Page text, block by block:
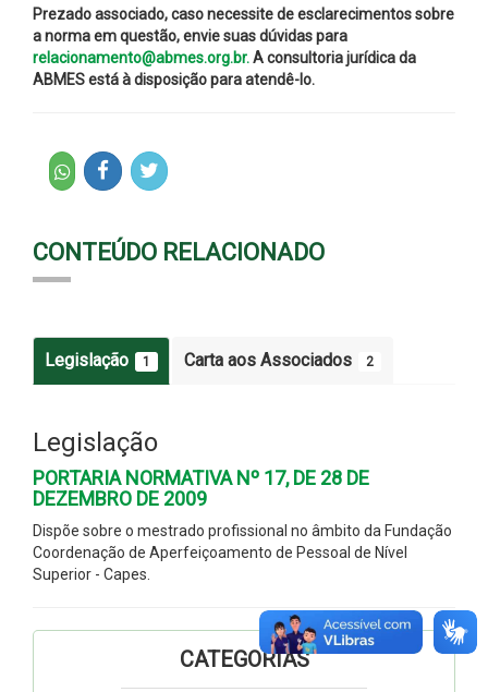
Prezado associado, caso necessite de esclarecimentos sobre
a norma em questão, envie suas dúvidas para
relacionamento@abmes.org.br.A consultoria jurídica da
ABMES está à disposição para atendê-lo.
CONTEÚDO RELACIONADO
Legislação 1 Carta aos Associados 2
Legislação
PORTARIA NORMATIVA Nº 17, DE 28 DE
DEZEMBRO DE 2009
Dispõe sobre o mestrado profissional no âmbito da Fundação
Coordenação de Aperfeiçoamento de Pessoal de Nível
Superior - Capes.
CATEGORIAS